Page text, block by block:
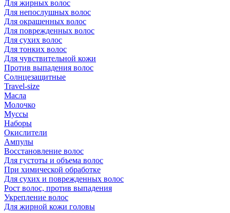
Для жирных волос
Для непослушных волос
Для окрашенных волос
Для поврежденных волос
Для сухих волос
Для тонких волос
Для чувствительной кожи
Против выпадения волос
Солнцезащитные
Travel-size
Масла
Молочко
Муссы
Наборы
Окислители
Ампулы
Восстановление волос
Для густоты и объема волос
При химической обработке
Для сухих и поврежденных волос
Рост волос, против выпадения
Укрепление волос
Для жирной кожи головы